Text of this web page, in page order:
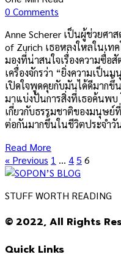
0 Comments
Anne Scherer เป็นผู้ช่วยศา
of Zurich เธอหลงใหลในเ
มองที่น่าสนใจเรื่องความซื่อ
เครื่องจักรว่า “ยิ่งความเป็น
เปิดใจพูดคุยกับมันได้ดีมากขึ้
มาแบ่งปันการสิ่งที่เธอค้นพบ
เกี่ยวกับธรรมชาติของมนุษ
ต่อกันมากขึ้นในชีวิตประจำวั
Read More
« Previous 1 … 4 5 6
STUFF WORTH READING
© 2022, All Rights
Quick Links